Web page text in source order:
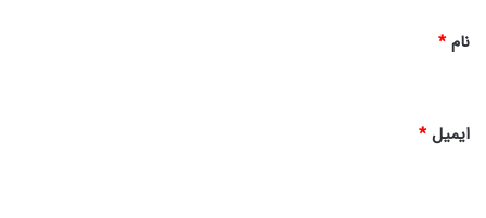
نام*
ایمیل*